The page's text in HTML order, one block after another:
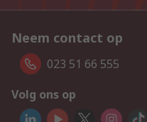
Neem contact op
023 51 66 555
Volg ons op